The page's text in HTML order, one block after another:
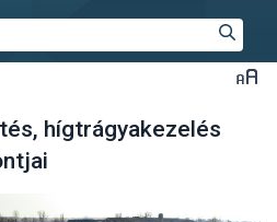
hígtrágyakezelés